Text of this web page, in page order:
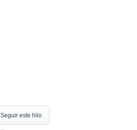
Seguir este hilo